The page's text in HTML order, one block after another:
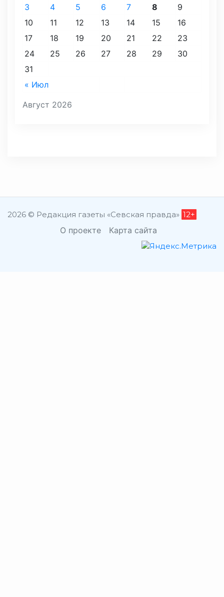
Август 2026
« Июл
3
4 5 6 7 8
9
10
11 12 13 14 15
16
17
18 19 20 21 22
23
24
25 26 27 28 29
30
31
2026 © Редакция газеты «Севская правда» 12+
О проекте Карта сайта